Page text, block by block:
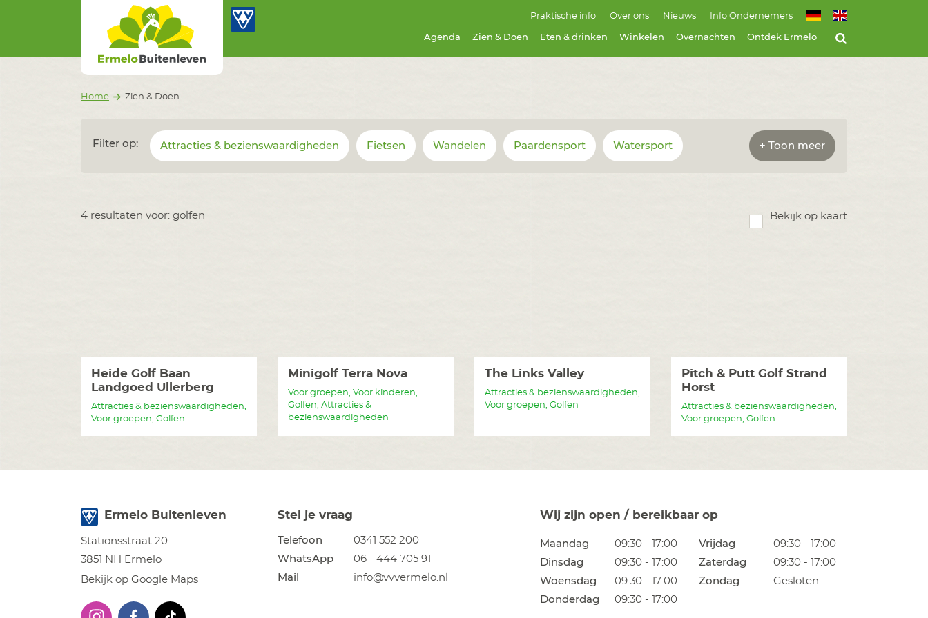
Agenda Zien & Doen Eten & drinken Winkelen Overnachten Ontdek Ermelo
Praktische info Over ons Nieuws Info Ondernemers
Zien & Doen
Home Zien & Doen
Filter op: Attracties & bezienswaardigheden Fietsen Wandelen Paardensport Watersport + Toon meer
4 resultaten voor: golfen Bekijk op kaart
Heide Golf Baan
Landgoed Ullerberg
Attracties & bezienswaardigheden,
Voor groepen, Golfen
Minigolf Terra Nova
Voor groepen, Voor kinderen,
Golfen, Attracties &
bezienswaardigheden
The Links Valley
Attracties & bezienswaardigheden,
Voor groepen, Golfen
Pitch & Putt Golf Strand
Horst
Attracties & bezienswaardigheden,
Voor groepen, Golfen
Ermelo Buitenleven
Stationsstraat 20
3851 NH Ermelo
Bekijk op Google Maps
Stel je vraag
Telefoon
0341 552 200
WhatsApp
06 - 444 705 91
Mail
info@vvvermelo.nl
Wij zijn open / bereikbaar op
Maandag
09:30 - 17:00
Dinsdag
09:30 - 17:00
Woensdag
09:30 - 17:00
Donderdag
09:30 - 17:00
Vrijdag
09:30 - 17:00
Zaterdag
09:30 - 17:00
Zondag
Gesloten